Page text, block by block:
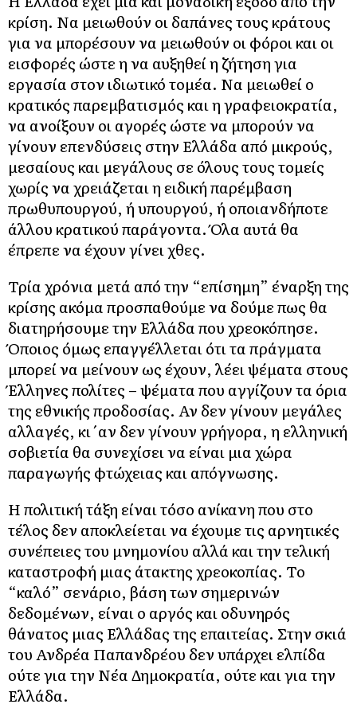
κρίση. Να μειωθούν οι δαπάνες τους κράτους
για να μπορέσουν να μειωθούν οι φόροι και οι
εισφορές ώστε η να αυξηθεί η ζήτηση για
εργασία στον ιδιωτικό τομέα. Να μειωθεί ο
κρατικός παρεμβατισμός και η γραφειοκρατία,
να ανοίξουν οι αγορές ώστε να μπορούν να
γίνουν επενδύσεις στην Ελλάδα από μικρούς,
μεσαίους και μεγάλους σε όλους τους τομείς
χωρίς να χρειάζεται η ειδική παρέμβαση
πρωθυπουργού, ή υπουργού, ή οποιανδήποτε
άλλου κρατικού παράγοντα. Όλα αυτά θα
έπρεπε να έχουν γίνει χθες.
Τρία χρόνια μετά από την “επίσημη” έναρξη της
κρίσης ακόμα προσπαθούμε να δούμε πως θα
διατηρήσουμε την Ελλάδα που χρεοκόπησε.
Όποιος όμως επαγγέλλεται ότι τα πράγματα
μπορεί να μείνουν ως έχουν, λέει ψέματα στους
Έλληνες πολίτες – ψέματα που αγγίζουν τα όρια
της εθνικής προδοσίας. Αν δεν γίνουν μεγάλες
αλλαγές, κι΄αν δεν γίνουν γρήγορα, η ελληνική
σοβιετία θα συνεχίσει να είναι μια χώρα
παραγωγής φτώχειας και απόγνωσης.
Η πολιτική τάξη είναι τόσο ανίκανη που στο
τέλος δεν αποκλείεται να έχουμε τις αρνητικές
συνέπειες του μνημονίου αλλά και την τελική
καταστροφή μιας άτακτης χρεοκοπίας. Το
“καλό” σενάριο, βάση των σημερινών
δεδομένων, είναι ο αργός και οδυνηρός
θάνατος μιας Ελλάδας της επαιτείας. Στην σκιά
του Ανδρέα Παπανδρέου δεν υπάρχει ελπίδα
ούτε για την Νέα Δημοκρατία, ούτε και για την
Ελλάδα.